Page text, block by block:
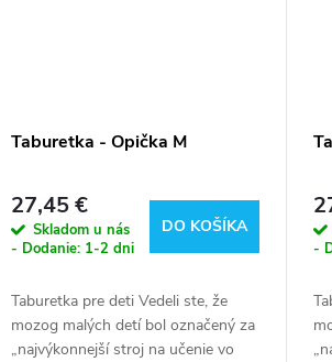
Taburetka - Opička M
27,45 €
Skladom u nás
- Dodanie: 1-2 dni
DO KOŠÍKA
Taburetka pre deti Vedeli ste, že
mozog malých detí bol označený za
„najvýkonnejší stroj na učenie vo
-